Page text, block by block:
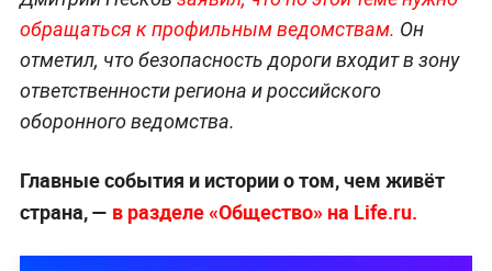
обращаться к профильным ведомствам. Он
отметил, что безопасность дороги входит в зону
ответственности региона и российского
оборонного ведомства.
Главные события и истории о том, чем живёт
страна, — в разделе «Общество» на Life.ru.